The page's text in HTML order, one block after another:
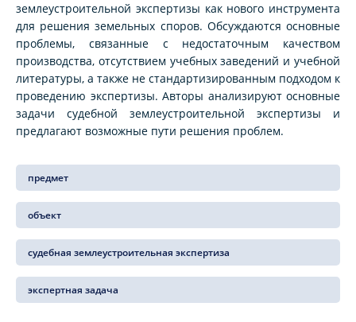
землеустроительной экспертизы как нового инструмента
для решения земельных споров. Обсуждаются основные
проблемы, связанные с недостаточным качеством
производства, отсутствием учебных заведений и учебной
литературы, а также не стандартизированным подходом к
проведению экспертизы. Авторы анализируют основные
задачи судебной землеустроительной экспертизы и
предлагают возможные пути решения проблем.
предмет
объект
судебная землеустроительная экспертиза
экспертная задача